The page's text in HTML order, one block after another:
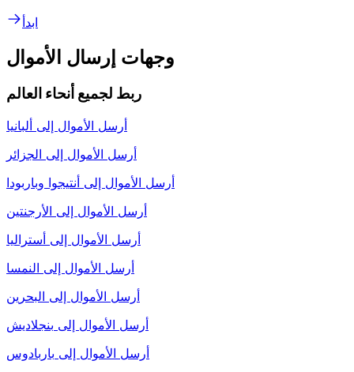
ابدأ
وجهات إرسال الأموال
ربط لجميع أنحاء العالم
أرسل الأموال إلى ألبانيا
أرسل الأموال إلى الجزائر
أرسل الأموال إلى أنتيجوا وباربودا
أرسل الأموال إلى الأرجنتين
أرسل الأموال إلى أستراليا
أرسل الأموال إلى النمسا
أرسل الأموال إلى البحرين
أرسل الأموال إلى بنجلاديش
أرسل الأموال إلى باربادوس